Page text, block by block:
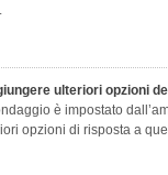
ulteriori opzioni
è impostato
opzioni di risposta a